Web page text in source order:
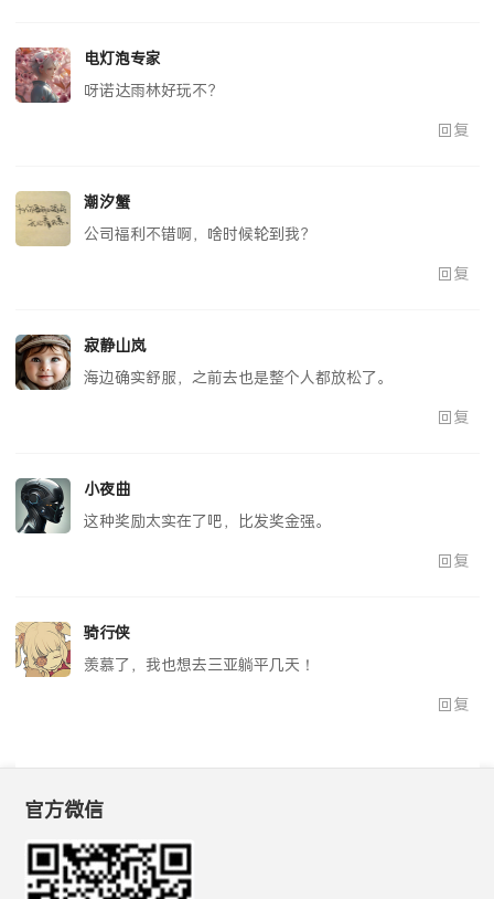
电灯泡专家
呀诺达雨林好玩不？
回复
潮汐蟹
公司福利不错啊，啥时候轮到我？
回复
寂静山岚
海边确实舒服，之前去也是整个人都放松了。
回复
小夜曲
这种奖励太实在了吧，比发奖金强。
回复
骑行侠
羡慕了，我也想去三亚躺平几天！
回复
官方微信